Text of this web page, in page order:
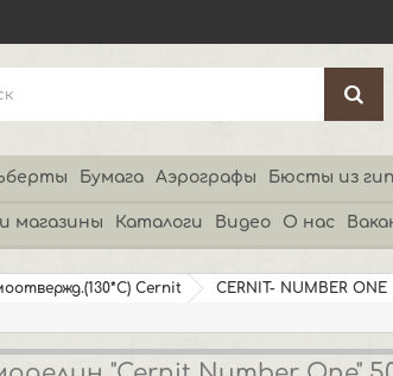
Бумага Аэрографы Бюсты из
магазины Каталоги Видео О нас
Cernit CERNIT- NUMBER ONE